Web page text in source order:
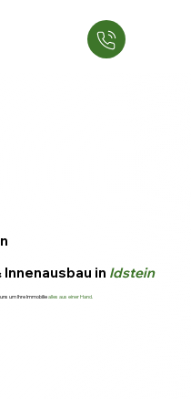
in Idstein
um Ihre Immobiliealles aus einer Hand.